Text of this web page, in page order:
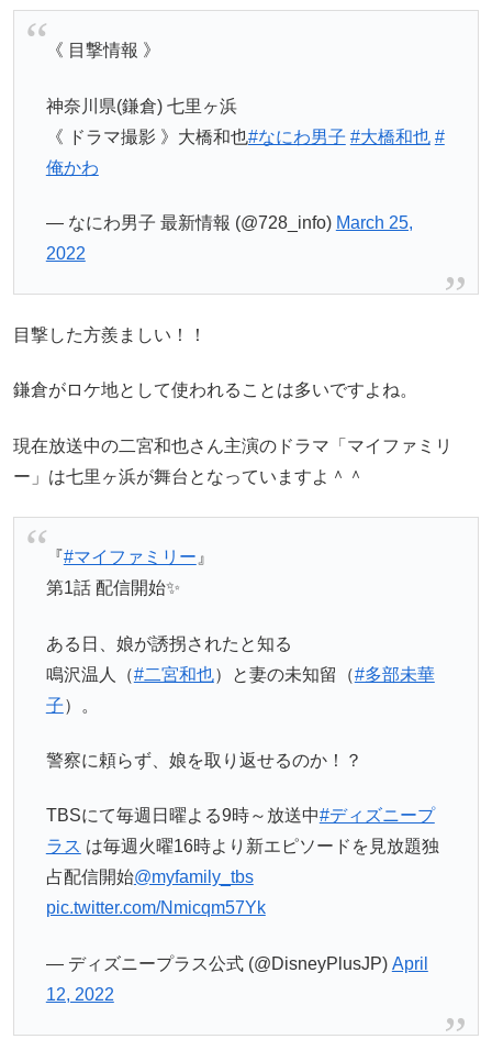
《 目撃情報 》
神奈川県(鎌倉) 七里ヶ浜
《 ドラマ撮影 》大橋和也#なにわ男子 #大橋和也 #
俺かわ
— なにわ男子 最新情報 (@728_info) March 25,
2022
目撃した方羨ましい！！
鎌倉がロケ地として使われることは多いですよね。
現在放送中の二宮和也さん主演のドラマ「マイファミリ
ー」は七里ヶ浜が舞台となっていますよ＾＾
『#マイファミリー 』
第1話 配信開始✨
ある日、娘が誘拐されたと知る
鳴沢温人（#二宮和也）と妻の未知留（#多部未華
子）。
警察に頼らず、娘を取り返せるのか！？
TBSにて毎週日曜よる9時～放送中#ディズニープ
ラス は毎週火曜16時より新エピソードを見放題独
占配信開始@myfamily_tbs
pic.twitter.com/Nmicqm57Yk
— ディズニープラス公式 (@DisneyPlusJP) April
12, 2022